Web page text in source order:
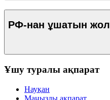
РФ-нан ұшатын
Ұшу туралы ақпарат
Науқан
Маңызды ақпарат